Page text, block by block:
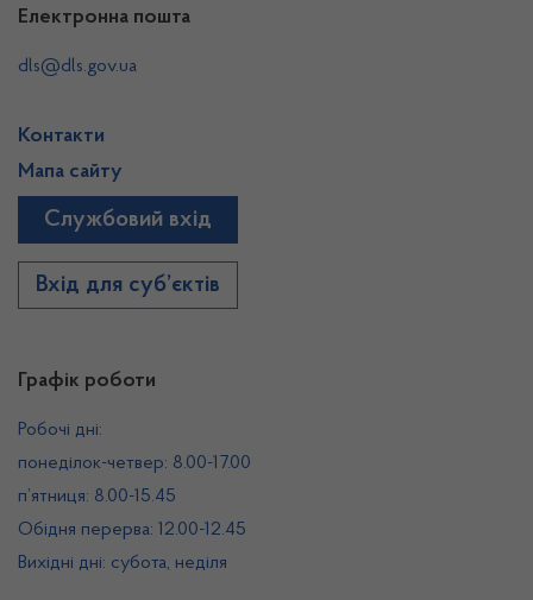
Графік роботи
Робочі дні:
понеділок-четвер: 8.00-17.00
п’ятниця: 8.00-15.45
Обідня перерва: 12.00-12.45
Вихідні дні: субота, неділя
Електронна пошта
dls@dls.gov.ua
Контакти
Мапа сайту
Службовий вхід
Вхід для суб’єктів